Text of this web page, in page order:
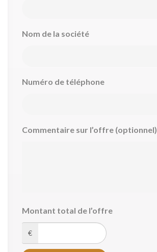
Nom de la société
Numéro de téléphone
Commentaire sur l’offre (optionnel)
Montant total de l’offre
€